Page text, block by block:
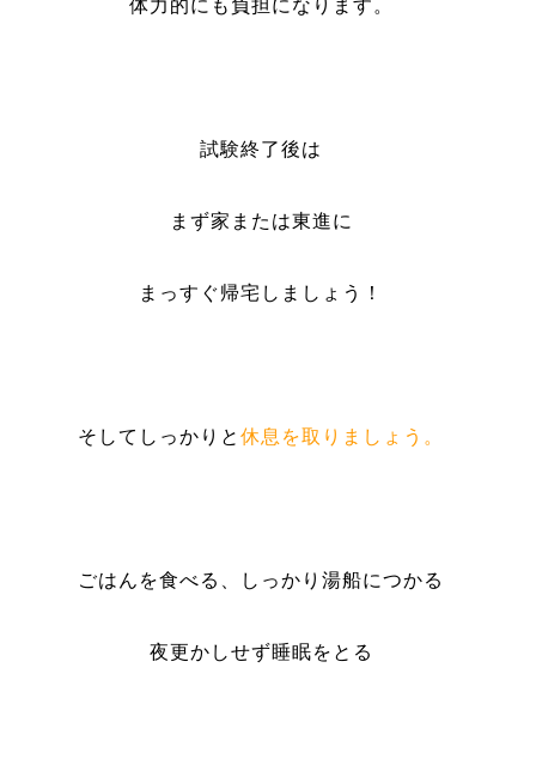
体力的にも負担になります。
試験終了後は
まず家または東進に
まっすぐ帰宅しましょう！
そしてしっかりと休息を取りましょう。
ごはんを食べる、しっかり湯船につかる
夜更かしせず睡眠をとる